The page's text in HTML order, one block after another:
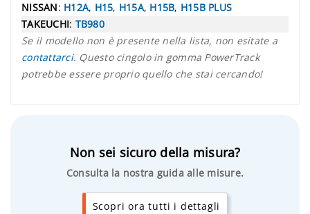
NISSAN: H12A, H15, H15A, H15B, H15B PLUS
TAKEUCHI: TB980
Se il modello non è presente nella lista, non esitate a
contattarci. Questo cingolo in gomma PowerTrack
potrebbe essere proprio quello che stai cercando!
Non sei sicuro della misura?
Consulta la nostra guida alle misure.
Scopri ora tutti i dettagli